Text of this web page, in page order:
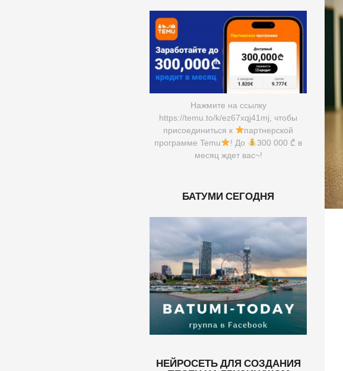
Нажмите на ссылку
https://temu.to/k/ez67xqj41mj, чтобы
присоединиться к
партнерской
программе Temu
! До
300 000 ₾ в
месяц ждет вас~!
БАТУМИ СЕГОДНЯ
НЕЙРОСЕТЬ ДЛЯ СОЗДАНИЯ